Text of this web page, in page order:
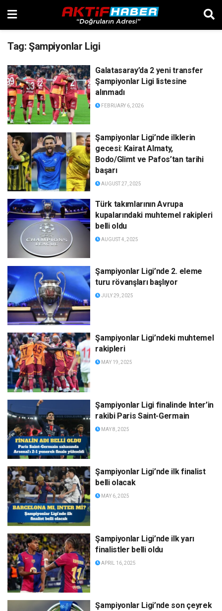
Tag: Şampiyonlar Ligi
Galatasaray’da 2 yeni transfer
Şampiyonlar Ligi listesine
alınmadı
FEBRUARY 6, 2026
Şampiyonlar Ligi’nde ilklerin
gecesi: Kairat Almaty,
Bodo/Glimt ve Pafos’tan tarihi
başarı
AUGUST 27, 2025
Türk takımlarının Avrupa
kupalarındaki muhtemel rakipleri
belli oldu
AUGUST 4, 2025
Şampiyonlar Ligi’nde 2. eleme
turu rövanşları başlıyor
JULY 29, 2025
Şampiyonlar Ligi’ndeki muhtemel
rakipleri
MAY 19, 2025
Şampiyonlar Ligi finalinde Inter’in
rakibi Paris Saint-Germain
MAY 8, 2025
Şampiyonlar Ligi’nde ilk finalist
belli olacak
MAY 6, 2025
Şampiyonlar Ligi’nde ilk yarı
finalistler belli oldu
APRIL 16, 2025
Şampiyonlar Ligi’nde son çeyrek